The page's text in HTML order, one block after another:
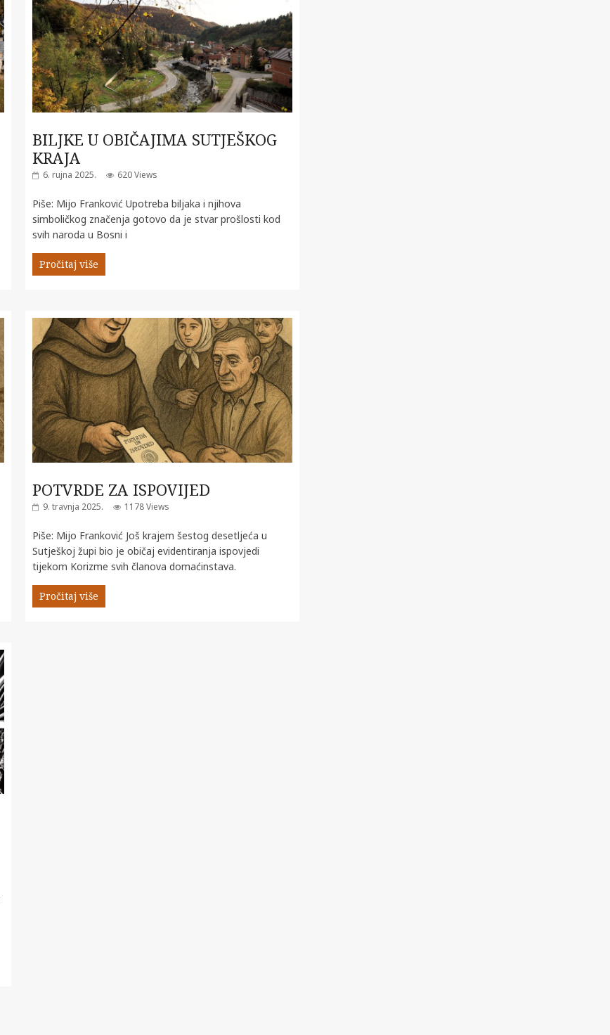
BILJKE U OBIČAJIMA SUTJEŠKOG
KRAJA
6. rujna 2025. 620 Views
Piše: Mijo Franković Upotreba biljaka i njihova
simboličkog značenja gotovo da je stvar prošlosti kod
svih naroda u Bosni i
Pročitaj više
POTVRDE ZA ISPOVIJED
9. travnja 2025. 1178 Views
Piše: Mijo Franković Još krajem šestog desetljeća u
Sutješkoj župi bio je običaj evidentiranja ispovjedi
tijekom Korizme svih članova domaćinstava.
Pročitaj više